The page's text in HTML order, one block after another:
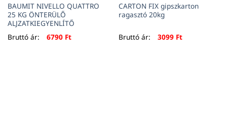
BAUMIT NIVELLO QUATTRO
25 KG ÖNTERÜLŐ
ALJZATKIEGYENLÍTŐ
Bruttó ár:
6790 Ft
CARTON FIX gipszkarton
ragasztó 20kg
Bruttó ár: 3099 Ft